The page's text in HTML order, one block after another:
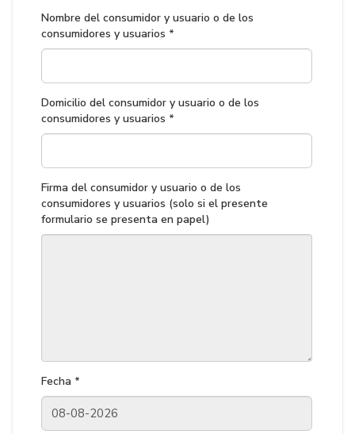
Nombre del consumidor y usuario o de los
consumidores y usuarios *
Domicilio del consumidor y usuario o de los
consumidores y usuarios *
Firma del consumidor y usuario o de los
consumidores y usuarios (solo si el presente
formulario se presenta en papel)
Fecha *